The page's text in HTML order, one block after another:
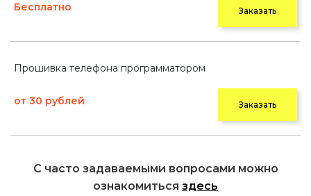
Бесплатно Заказать
Прошивка телефона программатором
от 30 рублей Заказать
С часто задаваемыми вопросами можно
ознакомиться здесь